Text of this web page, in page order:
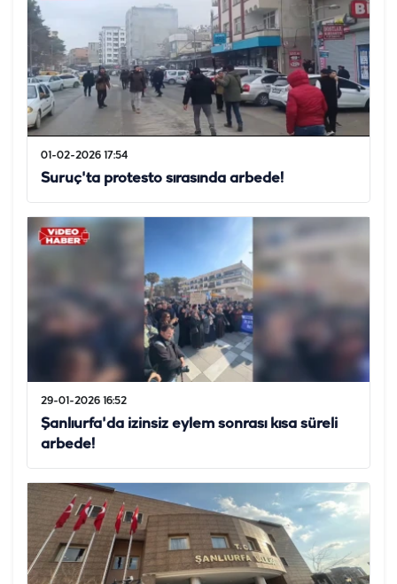
01-02-2026 17:54
Suruç'ta protesto sırasında arbede!
29-01-2026 16:52
Şanlıurfa'da izinsiz eylem sonrası kısa süreli
arbede!